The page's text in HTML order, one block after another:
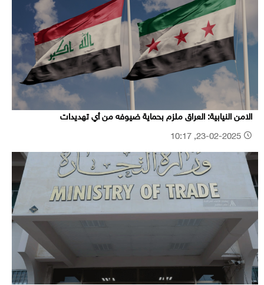
الامن النيابية: العراق ملزم بحماية ضيوفه من أي تهديدات